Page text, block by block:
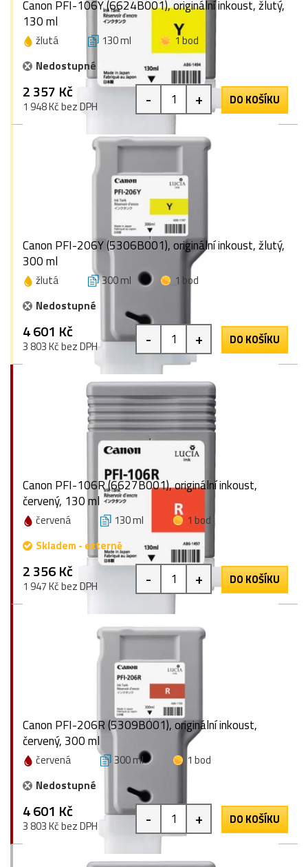
Canon PFI-106Y (6624B001), originální inkoust, žlutý,
130 ml
žlutá 130 ml
1 bod
Nedostupné
2 357 Kč
1 948 Kč bez DPH - + DO KOŠÍKU
Canon PFI-206Y (5306B001), originální inkoust, žlutý,
300 ml
žlutá 300 ml
1 bod
Nedostupné
4 601 Kč
3 803 Kč bez DPH - + DO KOŠÍKU
Canon PFI-106R (6627B001), originální inkoust,
červený, 130 ml
červená 130 ml
1 bod
Skladem - externě
2 356 Kč
1 947 Kč bez DPH - + DO KOŠÍKU
Canon PFI-206R (5309B001), originální inkoust,
červený, 300 ml
červená 300 ml
1 bod
Nedostupné
4 601 Kč
3 803 Kč bez DPH - + DO KOŠÍKU